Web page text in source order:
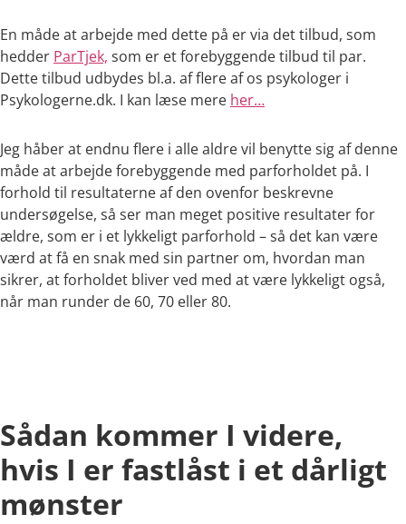
En måde at arbejde med dette på er via det tilbud, som
hedder ParTjek, som er et forebyggende tilbud til par.
Dette tilbud udbydes bl.a. af flere af os psykologer i
Psykologerne.dk. I kan læse mere her…
Jeg håber at endnu flere i alle aldre vil benytte sig af denne
måde at arbejde forebyggende med parforholdet på. I
forhold til resultaterne af den ovenfor beskrevne
undersøgelse, så ser man meget positive resultater for
ældre, som er i et lykkeligt parforhold – så det kan være
værd at få en snak med sin partner om, hvordan man
sikrer, at forholdet bliver ved med at være lykkeligt også,
når man runder de 60, 70 eller 80.
Sådan kommer I videre,
hvis I er fastlåst i et dårligt
mønster